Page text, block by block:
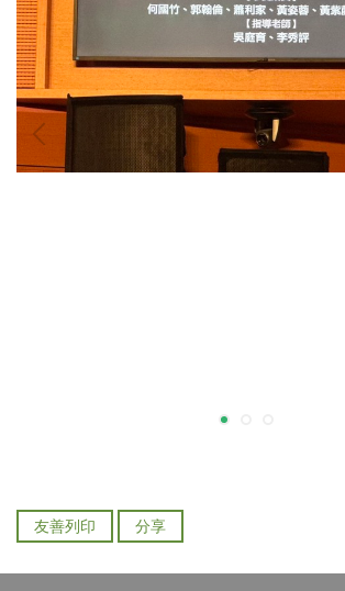
友善列印 分享